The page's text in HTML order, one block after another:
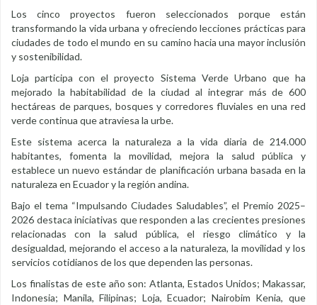
Los cinco proyectos fueron seleccionados porque están
transformando la vida urbana y ofreciendo lecciones prácticas para
ciudades de todo el mundo en su camino hacia una mayor inclusión
y sostenibilidad.
Loja participa con el proyecto Sistema Verde Urbano que ha
mejorado la habitabilidad de la ciudad al integrar más de 600
hectáreas de parques, bosques y corredores fluviales en una red
verde continua que atraviesa la urbe.
Este sistema acerca la naturaleza a la vida diaria de 214.000
habitantes, fomenta la movilidad, mejora la salud pública y
establece un nuevo estándar de planificación urbana basada en la
naturaleza en Ecuador y la región andina.
Bajo el tema “Impulsando Ciudades Saludables”, el Premio 2025–
2026 destaca iniciativas que responden a las crecientes presiones
relacionadas con la salud pública, el riesgo climático y la
desigualdad, mejorando el acceso a la naturaleza, la movilidad y los
servicios cotidianos de los que dependen las personas.
Los finalistas de este año son: Atlanta, Estados Unidos; Makassar,
Indonesia; Manila, Filipinas; Loja, Ecuador; Nairobim Kenia, que